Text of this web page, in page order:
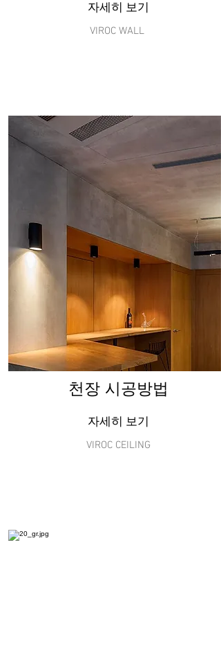
자세히 보기
VIROC WALL
천장 시공방법
자세히 보기
VIROC CEILING